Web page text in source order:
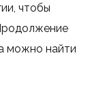
чтобы
можно найти